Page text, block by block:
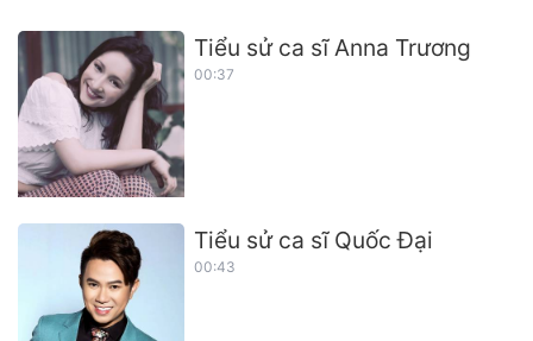
Tiểu sử ca sĩ Anna Trương
00:37
Tiểu sử ca sĩ Quốc Đại
00:43